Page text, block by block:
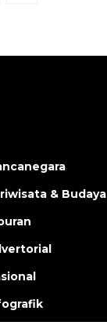
& Budaya